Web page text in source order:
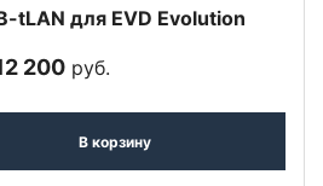
tLAN для EVD Evolution
200 руб.
В корзину